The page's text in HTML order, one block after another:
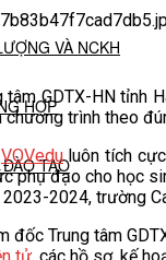
VÀ NCKH
HỢP
TẠO
tâm GDTX-HN
trình theo
VOVeduluôn tích cực
phụ đạo cho học
2024, trường
đốc Trung tâm